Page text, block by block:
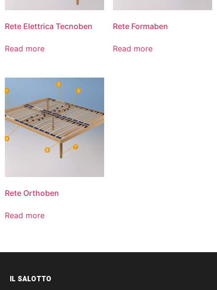
Rete Elettrica Tecnoben
Read more
Rete Formaben
Read more
Rete Orthoben
Read more
IL SALOTTO